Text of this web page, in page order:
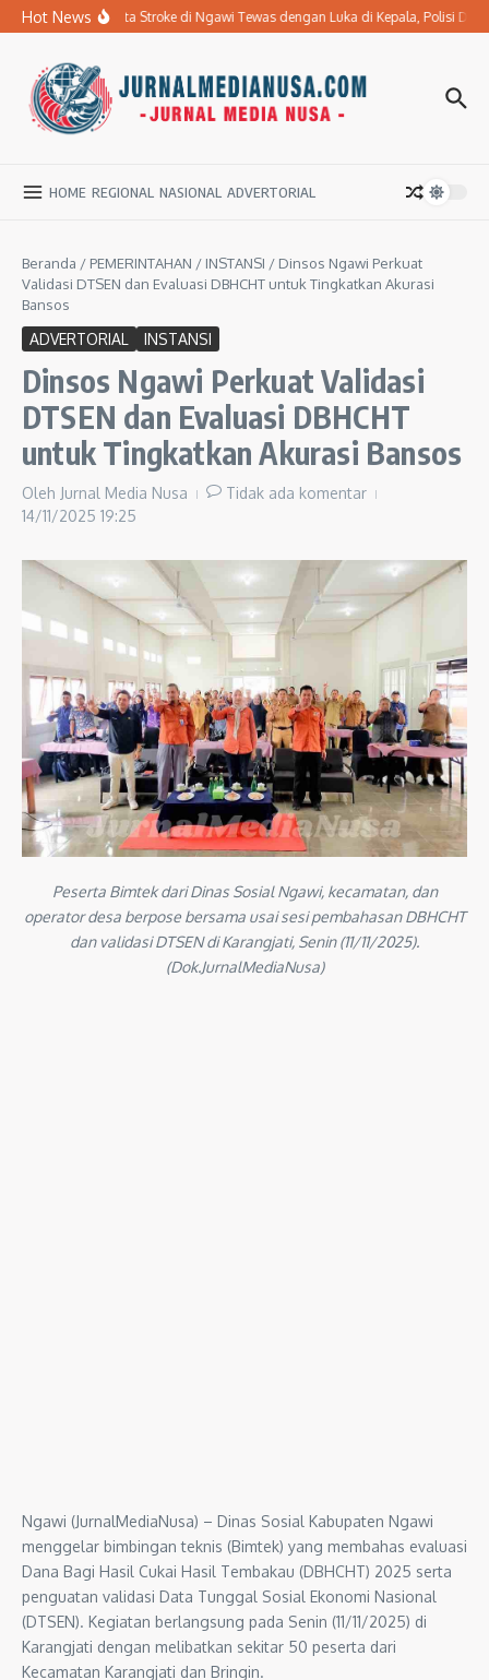
Lewati ke konten
Hot News
Ibu Penderita Stroke di Ngawi Tewas dengan Luka di Kepala, Polisi
HOME REGIONAL NASIONAL ADVERTORIAL
Beranda / PEMERINTAHAN / INSTANSI / Dinsos Ngawi Perkuat
Validasi DTSEN dan Evaluasi DBHCHT untuk Tingkatkan Akurasi
Bansos
ADVERTORIAL INSTANSI
Dinsos Ngawi Perkuat Validasi
DTSEN dan Evaluasi DBHCHT
untuk Tingkatkan Akurasi Bansos
Oleh Jurnal Media Nusa
Tidak ada komentar
14/11/2025 19:25
Peserta Bimtek dari Dinas Sosial Ngawi, kecamatan, dan
operator desa berpose bersama usai sesi pembahasan DBHCHT
dan validasi DTSEN di Karangjati, Senin (11/11/2025).
(Dok.JurnalMediaNusa)
Ngawi (JurnalMediaNusa) – Dinas Sosial Kabupaten Ngawi
menggelar bimbingan teknis (Bimtek) yang membahas evaluasi
Dana Bagi Hasil Cukai Hasil Tembakau (DBHCHT) 2025 serta
penguatan validasi Data Tunggal Sosial Ekonomi Nasional
(DTSEN). Kegiatan berlangsung pada Senin (11/11/2025) di
Karangjati dengan melibatkan sekitar 50 peserta dari
Kecamatan Karangjati dan Bringin.